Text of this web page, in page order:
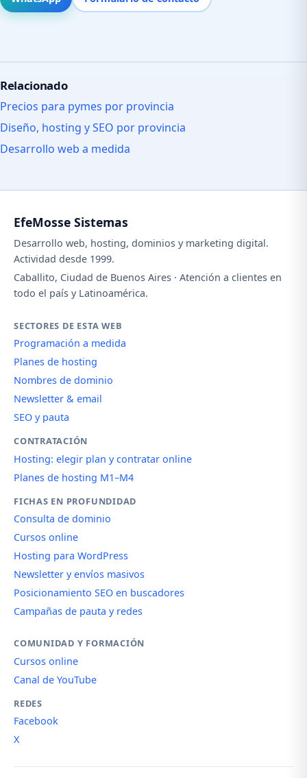
Relacionado
Precios para pymes por provincia
Diseño, hosting y SEO por provincia
Desarrollo web a medida
EfeMosse Sistemas
Desarrollo web, hosting, dominios y marketing digital.
Actividad desde 1999.
Caballito, Ciudad de Buenos Aires · Atención a clientes en
todo el país y Latinoamérica.
SECTORES DE ESTA WEB
Programación a medida
Planes de hosting
Nombres de dominio
Newsletter & email
SEO y pauta
CONTRATACIÓN
Hosting: elegir plan y contratar online
Planes de hosting M1–M4
FICHAS EN PROFUNDIDAD
Consulta de dominio
Cursos online
Hosting para WordPress
Newsletter y envíos masivos
Posicionamiento SEO en buscadores
Campañas de pauta y redes
COMUNIDAD Y FORMACIÓN
Cursos online
Canal de YouTube
REDES
Facebook
X